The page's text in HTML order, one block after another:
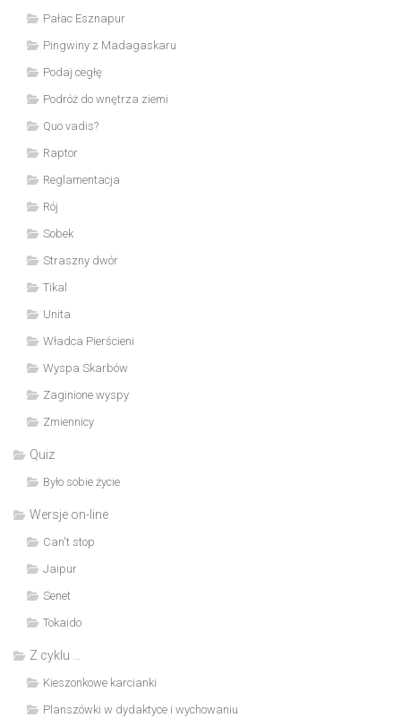
Pałac Esznapur
Pingwiny z Madagaskaru
Podaj cegłę
Podróż do wnętrza ziemi
Quo vadis?
Raptor
Reglamentacja
Rój
Sobek
Straszny dwór
Tikal
Unita
Władca Pierścieni
Wyspa Skarbów
Zaginione wyspy
Zmiennicy
Quiz
Było sobie życie
Wersje on-line
Can't stop
Jaipur
Senet
Tokaido
Z cyklu …
Kieszonkowe karcianki
Planszówki w dydaktyce i wychowaniu